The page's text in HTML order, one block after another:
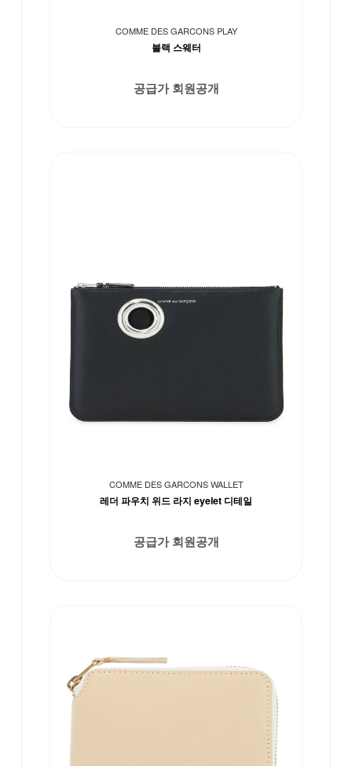
COMME DES GARCONS PLAY
블랙 스웨터
공급가 회원공개
COMME DES GARCONS WALLET
레더 파우치 위드 라지 eyelet 디테일
공급가 회원공개